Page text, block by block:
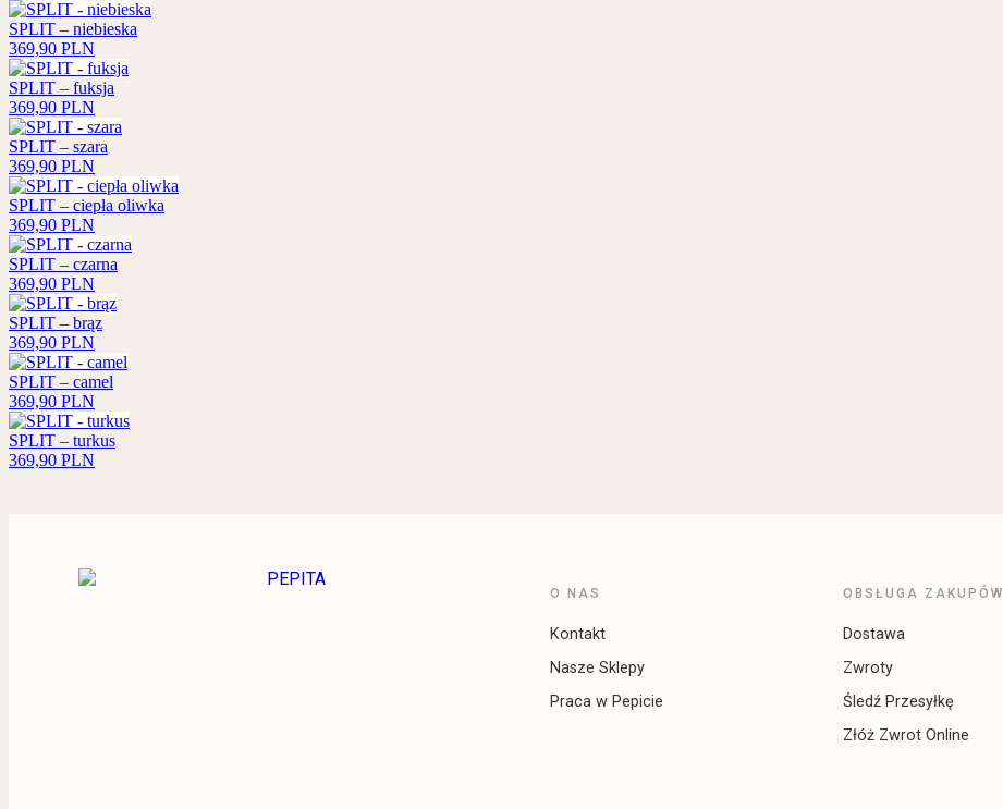
SPLIT – niebieska
369,90 PLN
SPLIT – fuksja
369,90 PLN
SPLIT – szara
369,90 PLN
SPLIT – ciepła oliwka
369,90 PLN
SPLIT – czarna
369,90 PLN
SPLIT – brąz
369,90 PLN
SPLIT – camel
369,90 PLN
SPLIT – turkus
369,90 PLN
O NAS
Kontakt
Nasze Sklepy
Praca w Pepicie
OBSŁUGA ZAKUPÓW
Dostawa
Zwroty
Śledź Przesyłkę
Złóż Zwrot Online